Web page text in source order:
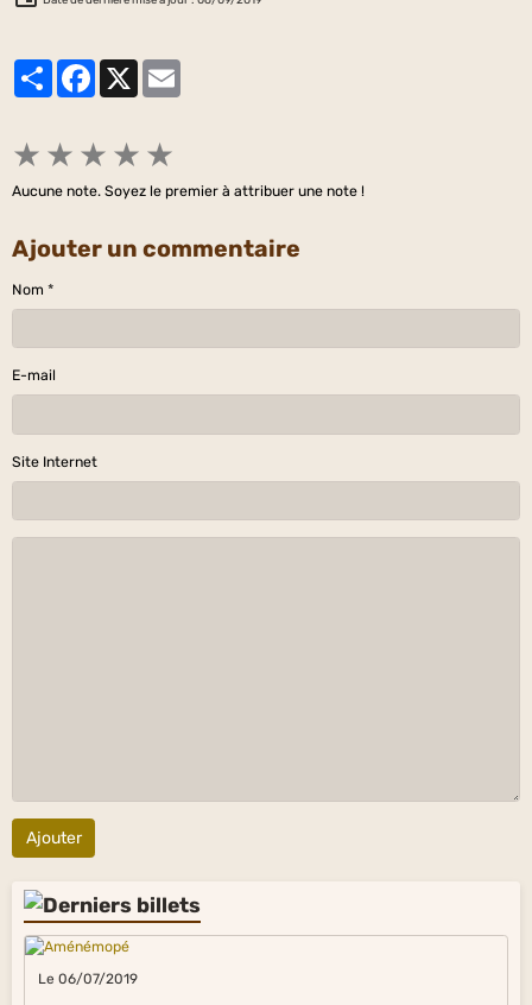
PartagerFacebook
X
★ ★ ★ ★ ★
Aucune note. Soyez le premier à attribuer une note !
Ajouter un commentaire
Nom
E-mail
Site Internet
Ajouter
Le 06/07/2019